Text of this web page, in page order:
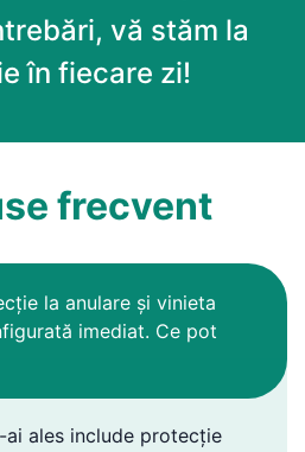
vă stăm la
în fiecare zi!
frecvent
la anulare și vinieta
imediat. Ce pot
ai ales include protecție